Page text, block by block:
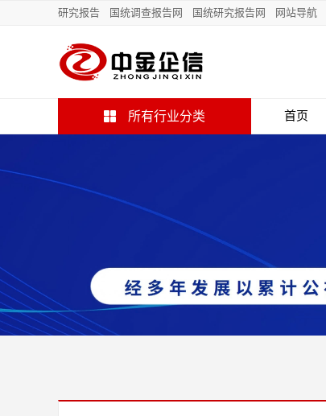
研究报告 国统调查报告网 国统研究报告网 网站导航
所有行业分类 首页